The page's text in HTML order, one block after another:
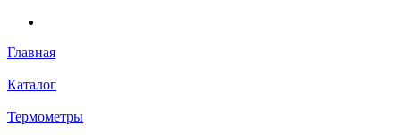
Главная
Каталог
Термометры